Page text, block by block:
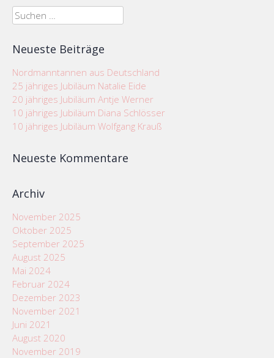
Suchen
nach:
Neueste Beiträge
Nordmanntannen aus Deutschland
25 jähriges Jubiläum Natalie Eide
20 jähriges Jubiläum Antje Werner
10 jähriges Jubiläum Diana Schlösser
10 jähriges Jubiläum Wolfgang Krauß
Neueste Kommentare
Archiv
November 2025
Oktober 2025
September 2025
August 2025
Mai 2024
Februar 2024
Dezember 2023
November 2021
Juni 2021
August 2020
November 2019